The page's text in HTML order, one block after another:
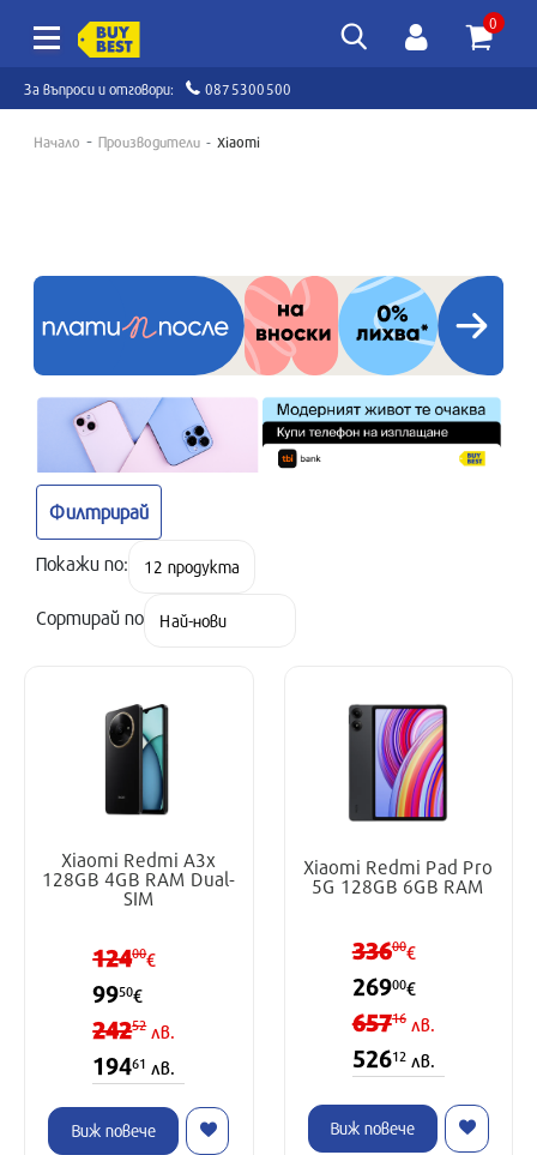
0
За въпроси и отговори: 0875300500
Начало Производители Xiaomi
Филтрирай
Покажи по:
Сортирай по
Xiaomi Redmi A3x
128GB 4GB RAM Dual-
SIM
12400€
9950€
24252лв.
19461 лв.
Виж повече
Xiaomi Redmi Pad Pro
5G 128GB 6GB RAM
33600€
26900€
65716лв.
52612лв.
Виж повече